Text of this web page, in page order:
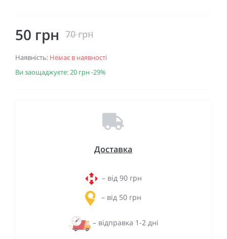
50 грн 70 грн
Наявність: Немає в наявності
Ви заощаджуєте:20 грн-29%
Доставка
– від 90 грн
– від 50 грн
– відправка 1-2 дні